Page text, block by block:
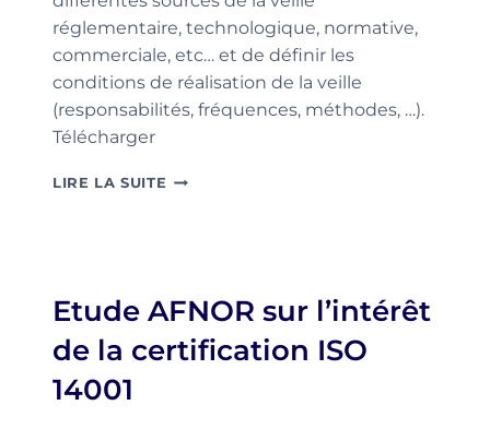
réglementaire, technologique, normative,
commerciale, etc… et de définir les
conditions de réalisation de la veille
(responsabilités, fréquences, méthodes, …).
Télécharger
LIRE LA SUITE FICHIER
DOCUMENTAIRE
Etude AFNOR sur l’intérêt
de la certification ISO
14001